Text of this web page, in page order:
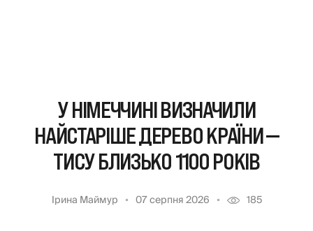
У НІМЕЧЧИНІ ВИЗНАЧИЛИ
НАЙСТАРІШЕ ДЕРЕВО КРАЇНИ —
ТИСУ БЛИЗЬКО 1100 РОКІВ
Ірина Маймур 07 серпня 2026 185